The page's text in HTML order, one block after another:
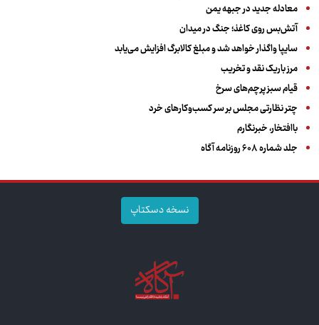
معادله جدید در جبهه یمن
آتش‌بس روی کاغذ؛ جنگ در میدان
سایپا واگذار خواهد شد و مبلغ کالابرگ افزایش می‌یابد
مرز باریک نقد و تخریب
قیام سبز پرچم‌های سرخ
چتر نظارتی مجلس بر سر کسب‌وکارهای خرد
باافتخار، خبرنگارم
جلد شماره ۶۰۸ روزنامه آگاه
نسخه دسکتاپ